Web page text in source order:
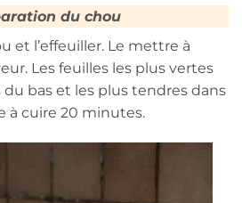
du chou
et l’effeuiller. Le mettre à
Les feuilles les plus vertes
du bas et les plus tendres dans
à cuire 20 minutes.